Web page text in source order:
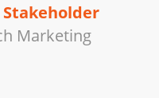
Marketing